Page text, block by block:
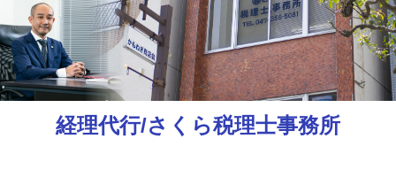
経理代行/さくら税理士事務所